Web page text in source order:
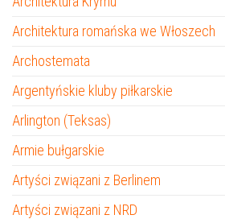
Architektura romańska we Włoszech
Archostemata
Argentyńskie kluby piłkarskie
Arlington (Teksas)
Armie bułgarskie
Artyści związani z Berlinem
Artyści związani z NRD